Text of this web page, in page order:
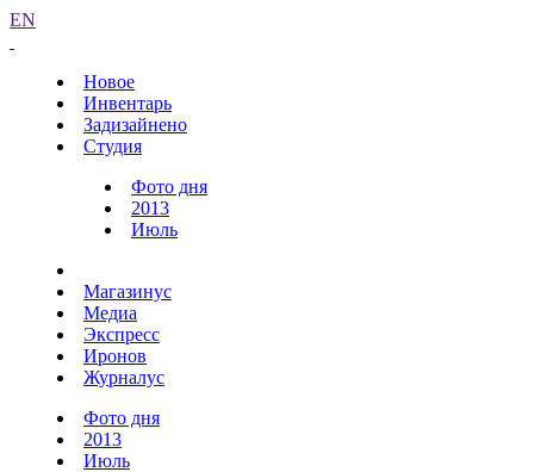
EN
Новое
Инвентарь
Задизайнено
Студия
Фото дня
2013
Июль
Магазинус
Медиа
Экспресс
Иронов
Журналус
Фото дня
2013
Июль